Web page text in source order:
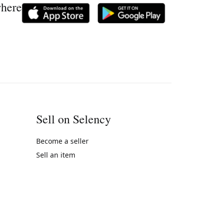
Sell on Selency
Become a seller
Sell an item